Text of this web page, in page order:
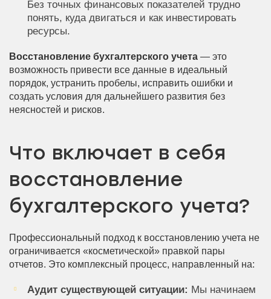
Без точных финансовых показателей трудно
понять, куда двигаться и как инвестировать
ресурсы.
Восстановление бухгалтерского учета — это
возможность привести все данные в идеальный
порядок, устранить пробелы, исправить ошибки и
создать условия для дальнейшего развития без
неясностей и рисков.
Что включает в себя
восстановление
бухгалтерского учета?
Профессиональный подход к восстановлению учета не
ограничивается «косметической» правкой пары
отчетов. Это комплексный процесс, направленный на:
Аудит существующей ситуации: Мы начинаем